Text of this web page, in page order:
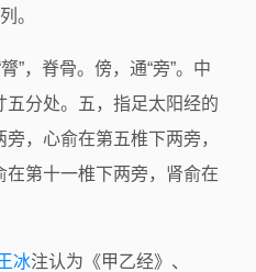
。
”，脊骨。傍，通“旁”。中
分处。五，指足太阳经的
，心俞在第五椎下两旁，
第十一椎下两旁，肾俞在
冰注认为《甲乙经》、